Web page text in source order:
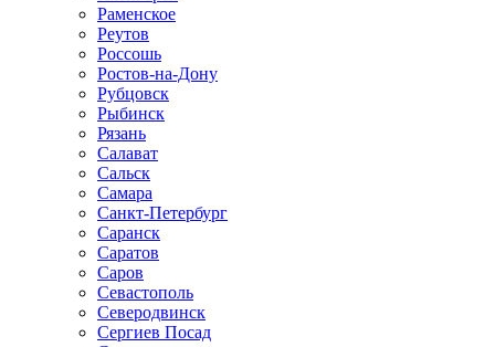
Раменское
Реутов
Россошь
Ростов-на-Дону
Рубцовск
Рыбинск
Рязань
Салават
Сальск
Самара
Санкт-Петербург
Саранск
Саратов
Саров
Севастополь
Северодвинск
Сергиев Посад